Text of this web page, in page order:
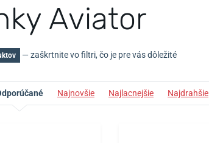
Aviator
— zaškrtnite vo filtri, čo je pre vás dôležité
Najnovšie Najlacnejšie Najdrahšie